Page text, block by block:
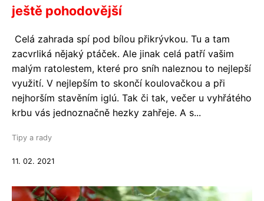
ještě pohodovější
Celá zahrada spí pod bílou přikrývkou. Tu a tam
zacvrliká nějaký ptáček. Ale jinak celá patří vašim
malým ratolestem, které pro sníh naleznou to nejlepší
využití. V nejlepším to skončí koulovačkou a při
nejhorším stavěním iglú. Tak či tak, večer u vyhřátého
krbu vás jednoznačně hezky zahřeje. A s...
Tipy a rady
11. 02. 2021